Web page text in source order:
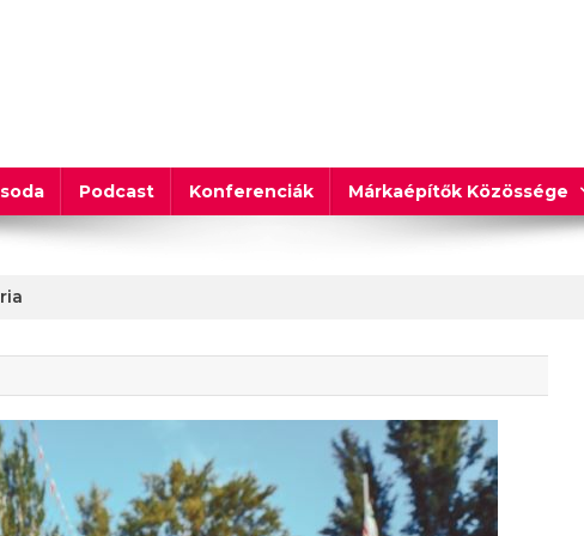
Podcast Konferenciák Márkaépítők Közössége